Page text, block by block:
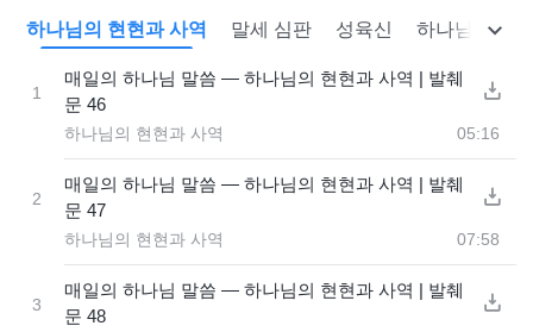
하나님의 현현과 사역 말세 심판 성육신 하나님의 사
1
매일의 하나님 말씀 ― 하나님의 현현과 사역 | 발췌
문 46
하나님의 현현과 사역 05:16
2
매일의 하나님 말씀 ― 하나님의 현현과 사역 | 발췌
문 47
하나님의 현현과 사역 07:58
3
매일의 하나님 말씀 ― 하나님의 현현과 사역 | 발췌
문 48